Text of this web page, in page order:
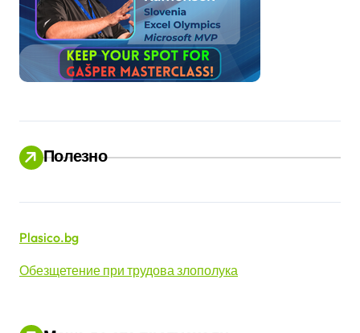
Полезно
Plasico.bg
Обезщетение при трудова злополука